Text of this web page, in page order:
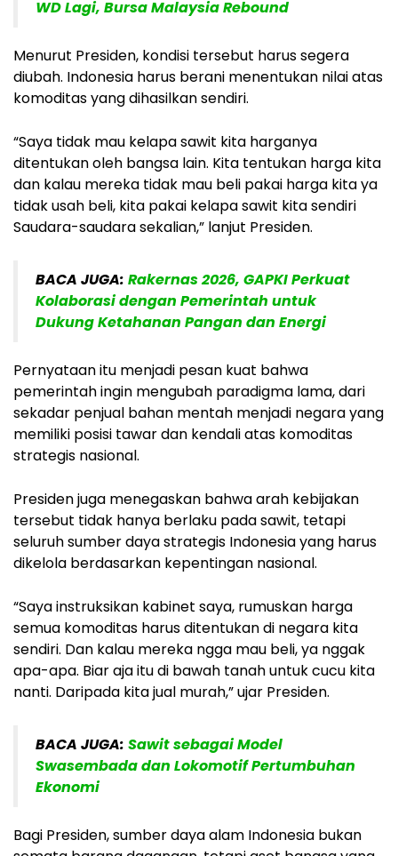
WD Lagi, Bursa Malaysia Rebound
Menurut Presiden, kondisi tersebut harus segera
diubah. Indonesia harus berani menentukan nilai atas
komoditas yang dihasilkan sendiri.
“Saya tidak mau kelapa sawit kita harganya
ditentukan oleh bangsa lain. Kita tentukan harga kita
dan kalau mereka tidak mau beli pakai harga kita ya
tidak usah beli, kita pakai kelapa sawit kita sendiri
Saudara-saudara sekalian,” lanjut Presiden.
BACA JUGA: Rakernas 2026, GAPKI Perkuat
Kolaborasi dengan Pemerintah untuk
Dukung Ketahanan Pangan dan Energi
Pernyataan itu menjadi pesan kuat bahwa
pemerintah ingin mengubah paradigma lama, dari
sekadar penjual bahan mentah menjadi negara yang
memiliki posisi tawar dan kendali atas komoditas
strategis nasional.
Presiden juga menegaskan bahwa arah kebijakan
tersebut tidak hanya berlaku pada sawit, tetapi
seluruh sumber daya strategis Indonesia yang harus
dikelola berdasarkan kepentingan nasional.
“Saya instruksikan kabinet saya, rumuskan harga
semua komoditas harus ditentukan di negara kita
sendiri. Dan kalau mereka ngga mau beli, ya nggak
apa-apa. Biar aja itu di bawah tanah untuk cucu kita
nanti. Daripada kita jual murah,” ujar Presiden.
BACA JUGA: Sawit sebagai Model
Swasembada dan Lokomotif Pertumbuhan
Ekonomi
Bagi Presiden, sumber daya alam Indonesia bukan